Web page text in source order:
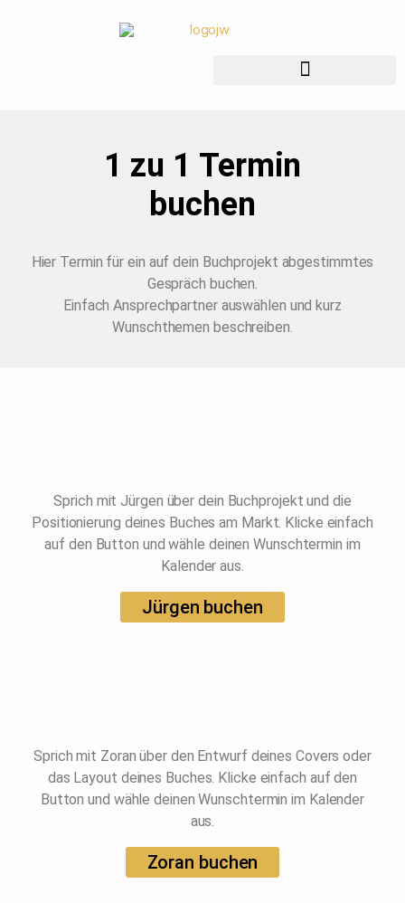
1 zu 1 Termin
buchen
Hier Termin für ein auf dein Buchprojekt abgestimmtes
Gespräch buchen.
Einfach Ansprechpartner auswählen und kurz
Wunschthemen beschreiben.
Sprich mit Jürgen über dein Buchprojekt und die
Positionierung deines Buches am Markt. Klicke einfach
auf den Button und wähle deinen Wunschtermin im
Kalender aus.
Jürgen buchen
Sprich mit Zoran über den Entwurf deines Covers oder
das Layout deines Buches. Klicke einfach auf den
Button und wähle deinen Wunschtermin im Kalender
aus.
Zoran buchen